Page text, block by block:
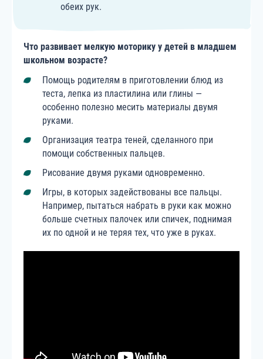
обеих рук.
Что развивает мелкую моторику у детей в младшем
школьном возрасте?
Помощь родителям в приготовлении блюд из
теста, лепка из пластилина или глины —
особенно полезно месить материалы двумя
руками.
Организация театра теней, сделанного при
помощи собственных пальцев.
Рисование двумя руками одновременно.
Игры, в которых задействованы все пальцы.
Например, пытаться набрать в руки как можно
больше счетных палочек или спичек, поднимая
их по одной и не теряя тех, что уже в руках.